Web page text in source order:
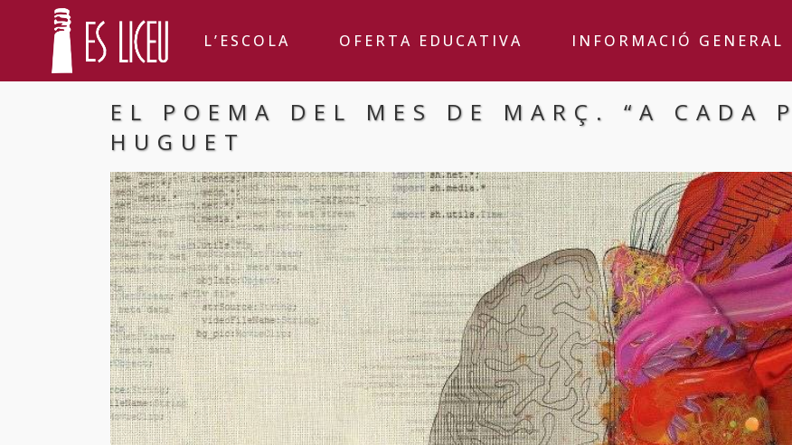
L’ESCOLA OFERTA EDUCATIVA INFORMACIÓ GENERAL
EL POEMA DEL MES DE MARÇ. “A CADA
HUGUET